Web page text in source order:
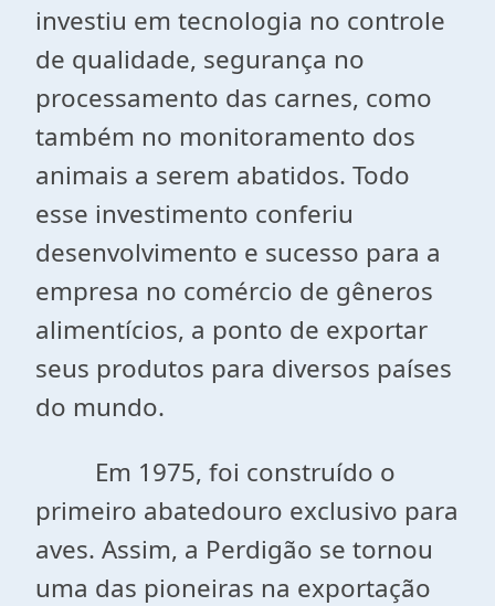
investiu em tecnologia no controle
de qualidade, segurança no
processamento das carnes, como
também no monitoramento dos
animais a serem abatidos. Todo
esse investimento conferiu
desenvolvimento e sucesso para a
empresa no comércio de gêneros
alimentícios, a ponto de exportar
seus produtos para diversos países
do mundo.
Em 1975, foi construído o
primeiro abatedouro exclusivo para
aves. Assim, a Perdigão se tornou
uma das pioneiras na exportação